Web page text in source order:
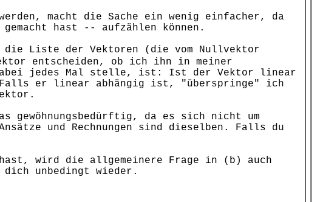
macht die Sache ein wenig einfacher, da
hast -- aufzählen können.
die Liste der Vektoren (die vom Nullvektor
entscheiden, ob ich ihn in meiner
dabei jedes Mal stelle, ist: Ist der Vektor linear
Falls er linear abhängig ist, "überspringe" ich
gewöhnungsbedürftig, da es sich nicht um
und Rechnungen sind dieselben. Falls du
wird die allgemeinere Frage in (b) auch
unbedingt wieder.